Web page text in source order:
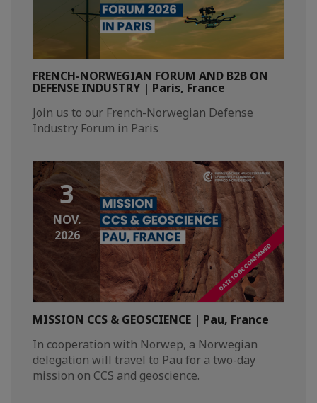
FRENCH-NORWEGIAN FORUM AND B2B ON
DEFENSE INDUSTRY | Paris, France
Join us to our French-Norwegian Defense
Industry Forum in Paris
3
NOV.
2026
MISSION CCS & GEOSCIENCE | Pau, France
In cooperation with Norwep, a Norwegian
delegation will travel to Pau for a two-day
mission on CCS and geoscience.